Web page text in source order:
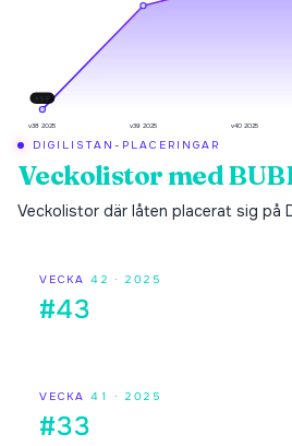
# 96
v38 2025 v39 2025 v40 2025
DIGILISTAN-PLACERINGAR
Veckolistor med
Veckolistor där låten placerat sig på
VECKA 42 · 2025
#43
VECKA 41 · 2025
#33